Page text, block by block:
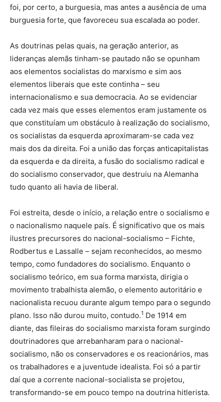
foi, por certo, a burguesia, mas antes a ausência de uma
burguesia forte, que favoreceu sua escalada ao poder.
As doutrinas pelas quais, na geração anterior, as
lideranças alemãs tinham-se pautado não se opunham
aos elementos socialistas do marxismo e sim aos
elementos liberais que este continha – seu
internacionalismo e sua democracia. Ao se evidenciar
cada vez mais que esses elementos eram justamente os
que constituíam um obstáculo à realização do socialismo,
os socialistas da esquerda aproximaram-se cada vez
mais dos da direita. Foi a união das forças anticapitalistas
da esquerda e da direita, a fusão do socialismo radical e
do socialismo conservador, que destruiu na Alemanha
tudo quanto ali havia de liberal.
Foi estreita, desde o início, a relação entre o socialismo e
o nacionalismo naquele país. É significativo que os mais
ilustres precursores do nacional-socialismo – Fichte,
Rodbertus e Lassalle – sejam reconhecidos, ao mesmo
tempo, como fundadores do socialismo. Enquanto o
socialismo teórico, em sua forma marxista, dirigia o
movimento trabalhista alemão, o elemento autoritário e
nacionalista recuou durante algum tempo para o segundo
plano. Isso não durou muito, contudo.1 De 1914 em
diante, das fileiras do socialismo marxista foram surgindo
doutrinadores que arrebanharam para o nacional-
socialismo, não os conservadores e os reacionários, mas
os trabalhadores e a juventude idealista. Foi só a partir
daí que a corrente nacional-socialista se projetou,
transformando-se em pouco tempo na doutrina hitlerista.